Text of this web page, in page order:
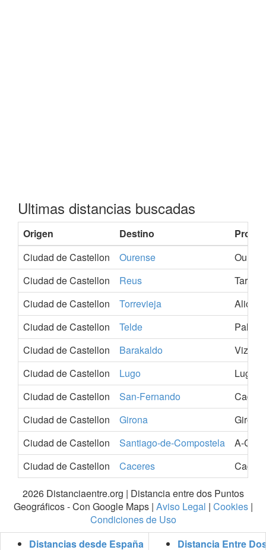
Ultimas distancias buscadas
Origen Destino
Ciudad de Castellon
Ourense
Ciudad de Castellon
Reus
Ciudad de Castellon
Torrevieja
Ciudad de Castellon
Telde
Ciudad de Castellon
Barakaldo
Ciudad de Castellon
Lugo
Lugo
Ciudad de Castellon
San-Fernando
Cadiz
Ciudad de Castellon
Girona
Girona
Ciudad de Castellon
Santiago-de-Compostela
A-
Ciudad de Castellon
Caceres
2026 Distanciaentre.org | Distancia entre dos Puntos
Geográficos - Con Google Maps | Aviso Legal | Cookies|
Condiciones de Uso
Distancias desde España
Distancia Entre